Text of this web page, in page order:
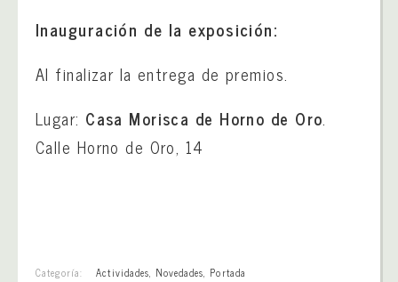
Inauguración de la exposición:
Al finalizar la entrega de premios.
Lugar: Casa Morisca de Horno de Oro.
Calle Horno de Oro, 14
Categoría: Actividades, Novedades, Portada